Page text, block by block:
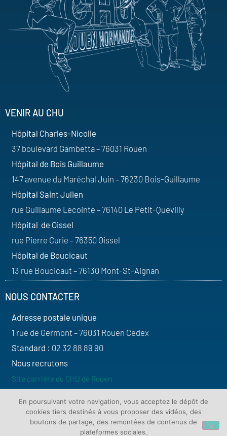
VENIR AU CHU
Hôpital Charles-Nicolle
37 boulevard Gambetta – 76031 Rouen
Hôpital de Bois Guillaume
147 avenue du Maréchal Juin – 76230 Bois-Guillaume
Hôpital Saint Julien
rue Guillaume Lecointe – 76140 Le Petit-Quevilly
Hôpital de Oissel
rue Pierre Curie – 76350 Oissel
Hôpital de Boucicaut
13 rue Boucicaut – 76130 Mont-St-Aignan
NOUS CONTACTER
Adresse postale unique
1 rue de Germont – 76031 Rouen Cedex
Standard : 02 32 88 89 90
Nous recrutons
Site carrière du CHU de Rouen
SUIVEZ-NOUS
En poursuivant votre navigation, vous acceptez le dépôt de
cookies tiers destinés à vous proposer des vidéos, des
boutons de partage, des remontées de contenus de
plateformes sociales.